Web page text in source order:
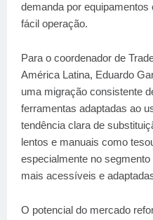
demanda por
fácil operação.
Para o coordenador de
América Latina, Eduardo
uma migração consistente
ferramentas adaptadas ao
tendência clara de
lentos e manuais como
especialmente no
mais acessíveis e
O potencial do mercado